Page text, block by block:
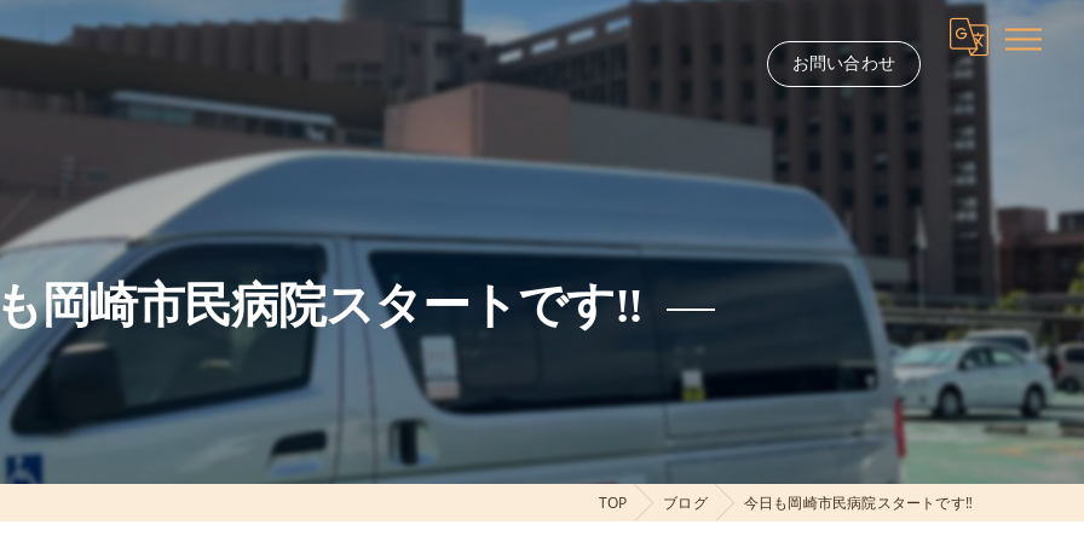
お問い合わせ
岡崎市民病院スタートです‼️
TOP ブログ 今日も岡崎市民病院スタートです‼️